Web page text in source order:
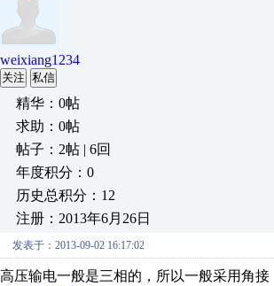
weixiang1234
关注 私信
精华：0帖
求助：0帖
帖子：2帖 | 6回
年度积分：0
历史总积分：12
注册：2013年6月26日
发表于：2013-09-02 16:17:02
高压输电一般是三相的，所以一般采用角接